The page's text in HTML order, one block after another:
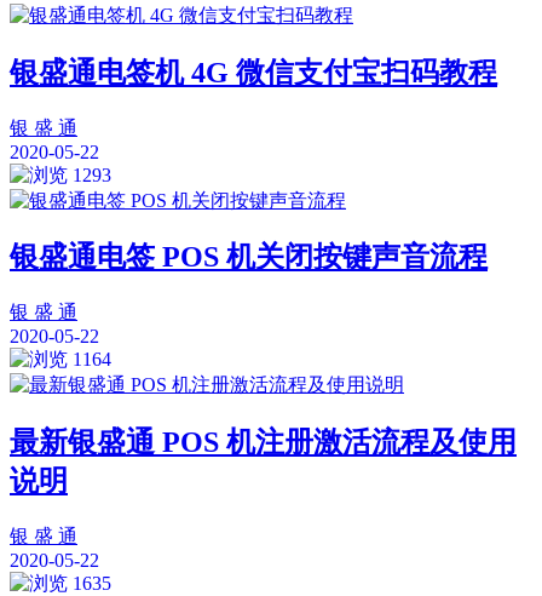
银盛通电签机 4G 微信支付宝扫码教程
银 盛 通
2020-05-22
1293
银盛通电签 POS 机关闭按键声音流程
银 盛 通
2020-05-22
1164
最新银盛通 POS 机注册激活流程及使用
说明
银 盛 通
2020-05-22
1635